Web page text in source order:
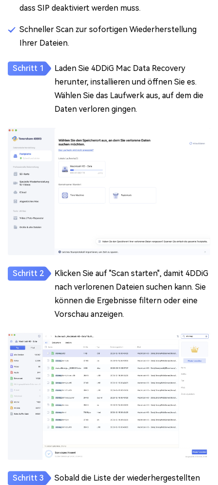
dass SIP deaktiviert werden muss.
Schneller Scan zur sofortigen Wiederherstellung
Ihrer Dateien.
Laden Sie 4DDiG Mac Data Recovery
herunter, installieren und öffnen Sie es.
Wählen Sie das Laufwerk aus, auf dem die
Daten verloren gingen.
Klicken Sie auf "Scan starten", damit 4DDiG
nach verlorenen Dateien suchen kann. Sie
können die Ergebnisse filtern oder eine
Vorschau anzeigen.
Sobald die Liste der wiederhergestellten